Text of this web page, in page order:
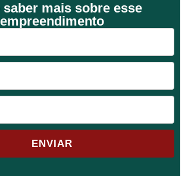
saber mais sobre esse
empreendimento
ENVIAR